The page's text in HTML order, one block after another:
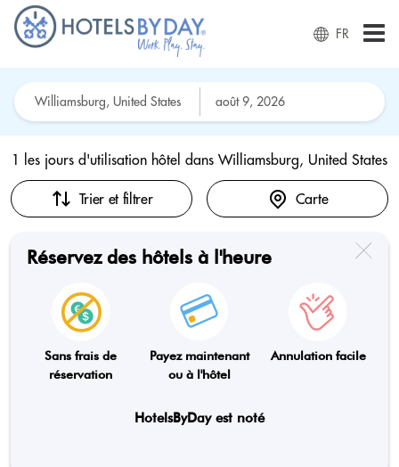
FR
1 les jours d'utilisation hôtel dans Williamsburg, United States
Trier et filtrer Carte
Réservez des hôtels à l'heure
Sans frais de
réservation
Payez maintenant
ou à l'hôtel
Annulation facile
HotelsByDay est noté